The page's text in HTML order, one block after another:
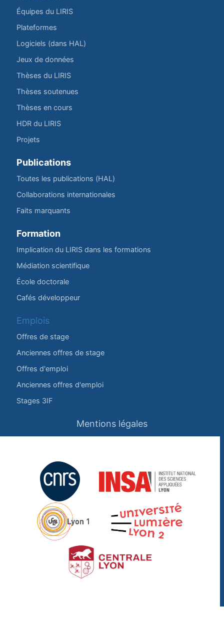
Équipes du LIRIS
Plateformes
Logiciels (dans HAL)
Jeux de données
Thèses du LIRIS
Thèses soutenues
Thèses en cours
HDR du LIRIS
Projets
Publications
Toutes les publications (HAL)
Collaborations internationales
Faits marquants
Formation
Implication du LIRIS dans les formations
Médiation scientifique
École doctorale
Cafés développeur
Emplois
Offres de stage
Anciennes offres de stage
Offres d'emploi
Anciennes offres d'emploi
Stages 3IF
Mentions légales